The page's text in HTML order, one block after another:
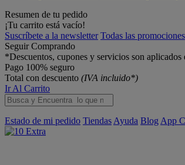
Resumen de tu pedido
¡Tu carrito está vacío!
Suscríbete a la newsletter Todas las promociones
Seguir Comprando
*Descuentos, cupones y servicios son
Pago 100% seguro
Total con descuento (IVA incluido*)
Ir Al Carrito
Estado de mi pedido Tiendas Ayuda Blog App